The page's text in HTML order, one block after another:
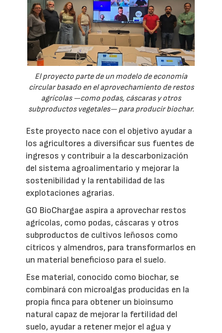
El proyecto parte de un modelo de economía
circular basado en el aprovechamiento de restos
agrícolas —como podas, cáscaras y otros
subproductos vegetales— para producir biochar.
Este proyecto nace con el objetivo ayudar a
los agricultores a diversificar sus fuentes de
ingresos y contribuir a la descarbonización
del sistema agroalimentario y mejorar la
sostenibilidad y la rentabilidad de las
explotaciones agrarias.
GO BioChargae aspira a aprovechar restos
agrícolas, como podas, cáscaras y otros
subproductos de cultivos leñosos como
cítricos y almendros, para transformarlos en
un material beneficioso para el suelo.
Ese material, conocido como biochar, se
combinará con microalgas producidas en la
propia finca para obtener un bioinsumo
natural capaz de mejorar la fertilidad del
suelo, ayudar a retener mejor el agua y